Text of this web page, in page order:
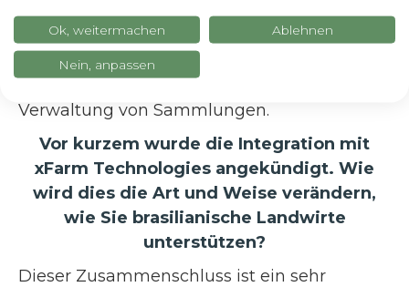
Im vergangenen Jahr haben wir uns der
Entwicklung einer neuen Anwendung und
eines neuen Planungstools gewidmet. Wir
Verwaltung von Sammlungen.
Vor kurzem wurde die Integration mit
xFarm Technologies angekündigt. Wie
wird dies die Art und Weise verändern,
wie Sie brasilianische Landwirte
unterstützen?
Dieser Zusammenschluss ist ein sehr
Ok, weitermachen Ablehnen
Nein, anpassen